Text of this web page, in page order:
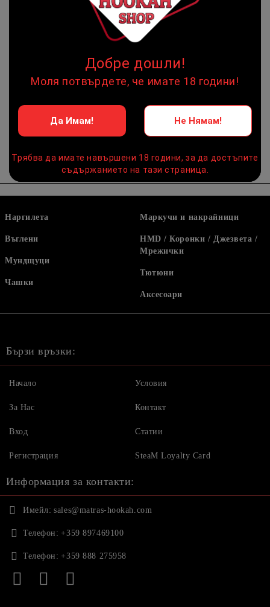
НЯМА НАЛИЧНОСТ☹
Марка: DSH
Оцени продукта
Наргилета
Въглени
Мундщуци
Чашки
Маркучи и накрайници
HMD / Коронки / Джезвета /
Мрежички
Тютюни
Аксесоари
Бързи връзки:
Начало
За Нас
Вход
Регистрация
Условия
Контакт
Статии
SteaM Loyalty Card
Информация за контакти:
Имейл: sales@matras-hookah.com
Телефон: +359 897469100
Телефон: +359 888 275958
Добре дошли!
Моля потвърдете, че имате 18 години!
Да Имам! Не Нямам!
Трябва да имате навършени 18 години, за да достъпите
съдържанието на тази страница.